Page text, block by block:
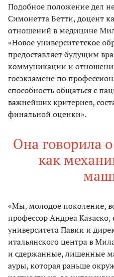
Подобное положение дел
Симонетта Бетти, доцент
отношений в медицине
«Новое университетское
предоставляет будущим
коммуникации и
госэкзамене по
способность общаться с
важнейших критериев,
финальной оценки».
Она говорила
как
«Мы, молодое поколение,
профессор Андреа
университета Павии и
итальянского центра в
и сдержанные, лишенные
ауры, которая раньше